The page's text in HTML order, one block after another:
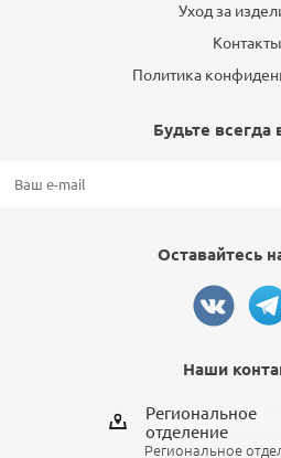
Уход за
Контакты
Политика
Будьте всегда
Оставайтесь
Наши
Региональное
отделение
Региональное